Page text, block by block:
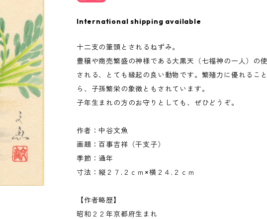
International shipping available
十二支の筆頭とされるねずみ。
豊穣や商売繁盛の神様である大黒天（七福神の一人）の
される、とても縁起の良い動物です。繁殖力に優れるこ
ら、子孫繁栄の象徴ともされています。
子年生まれの方のお守りとしても、ぜひどうぞ。
作者：中谷文魚
画題：百事吉祥（干支子）
季節：通年
寸法：縦２７.２ｃｍ×横２４.２ｃｍ
【作者略歴】
昭和２２年京都府生まれ